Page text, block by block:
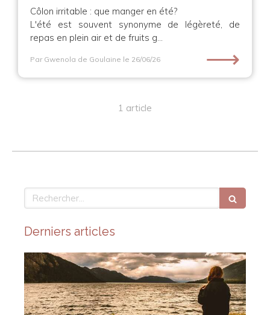
Côlon irritable : que manger en été?
L'été est souvent synonyme de légèreté, de
repas en plein air et de fruits g...
Par Gwenola de Goulaine le 26/06/26 ⟶
1 article
Rechercher
Derniers articles